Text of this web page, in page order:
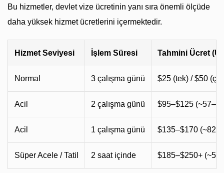
Bu hizmetler, devlet vize ücretinin yanı sıra önemli ölçüde
daha yüksek hizmet ücretlerini içermektedir.
Hizmet Seviyesi İşlem Süresi Tahmini Ücret
Normal 3 çalışma günü $25 (tek) / $50
Acil 2 çalışma günü $95–$125
Acil 1 çalışma günü $135–$170
Süper Acele / Tatil 2 saat içinde $185–$250+